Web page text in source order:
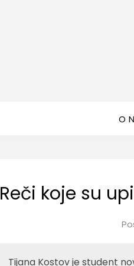
O
Reči koje su
Tijana Kostov je student